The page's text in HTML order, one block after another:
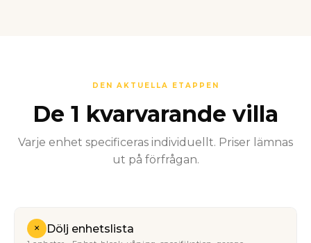
DEN AKTUELLA ETAPPEN
De 1 kvarvarande villa
Varje enhet specificeras individuellt. Priser lämnas
ut på förfrågan.
+ Dölj enhetslista